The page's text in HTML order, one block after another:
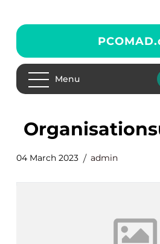
PCOMAD.
Menu
04 March 2023 admin